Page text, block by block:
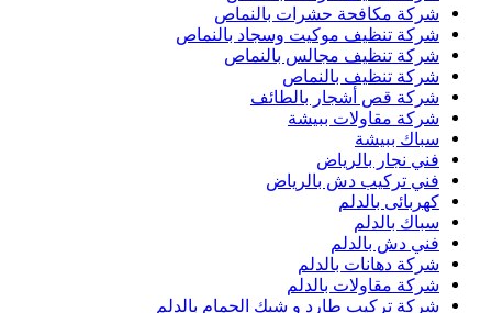
شركة مكافحة حشرات بالنماص
شركة تنظيف موكيت وسجاد بالنماص
شركة تنظيف مجالس بالنماص
شركة تنظيف بالنماص
شركة قص أشجار بالطائف
شركة مقاولات ببيشة
سباك ببيشة
فني نجار بالرياض
فني تركيب دش بالرياض
كهربائى بالدلم
سباك بالدلم
فني دش بالدلم
شركة دهانات بالدلم
شركة مقاولات بالدلم
شركة تركيب طارد و شبك الحمام بالدلم